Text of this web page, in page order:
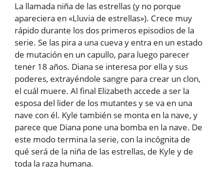
La llamada niña de las estrellas (y no porque
apareciera en «Lluvia de estrellas»). Crece muy
rápido durante los dos primeros episodios de la
serie. Se las pira a una cueva y entra en un estado
de mutación en un capullo, para luego parecer
tener 18 años. Diana se interesa por ella y sus
poderes, extrayéndole sangre para crear un clon,
el cuál muere. Al final Elizabeth accede a ser la
esposa del lider de los mutantes y se va en una
nave con él. Kyle también se monta en la nave, y
parece que Diana pone una bomba en la nave. De
este modo termina la serie, con la incógnita de
qué será de la niña de las estrellas, de Kyle y de
toda la raza humana.